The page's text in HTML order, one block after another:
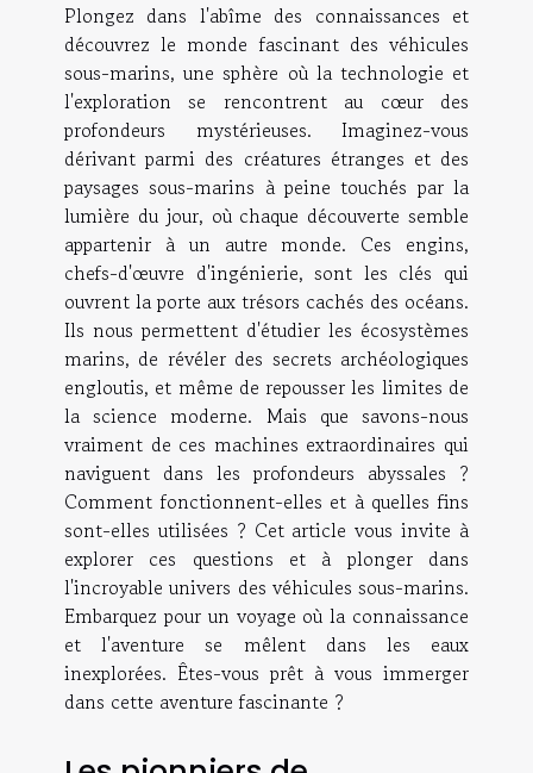
Plongez dans l'abîme des connaissances et
découvrez le monde fascinant des véhicules
sous-marins, une sphère où la technologie et
l'exploration se rencontrent au cœur des
profondeurs mystérieuses. Imaginez-vous
dérivant parmi des créatures étranges et des
paysages sous-marins à peine touchés par la
lumière du jour, où chaque découverte semble
appartenir à un autre monde. Ces engins,
chefs-d'œuvre d'ingénierie, sont les clés qui
ouvrent la porte aux trésors cachés des océans.
Ils nous permettent d'étudier les écosystèmes
marins, de révéler des secrets archéologiques
engloutis, et même de repousser les limites de
la science moderne. Mais que savons-nous
vraiment de ces machines extraordinaires qui
naviguent dans les profondeurs abyssales ?
Comment fonctionnent-elles et à quelles fins
sont-elles utilisées ? Cet article vous invite à
explorer ces questions et à plonger dans
l'incroyable univers des véhicules sous-marins.
Embarquez pour un voyage où la connaissance
et l'aventure se mêlent dans les eaux
inexplorées. Êtes-vous prêt à vous immerger
dans cette aventure fascinante ?